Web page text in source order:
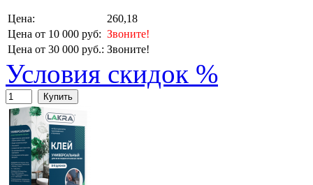
Цена:
260,18
Цена от 10 000 руб: Звоните!
Цена от 30 000 руб.: Звоните!
Условия скидок %
Купить